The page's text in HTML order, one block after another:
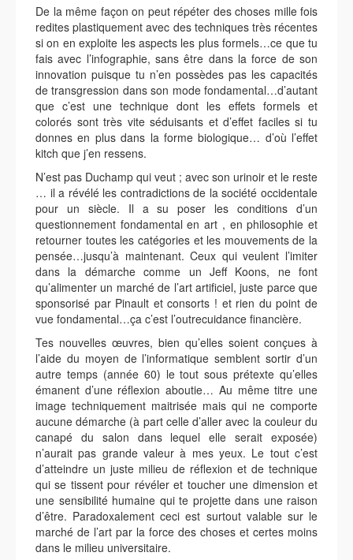
De la même façon on peut répéter des choses mille fois
redites plastiquement avec des techniques très récentes
si on en exploite les aspects les plus formels…ce que tu
fais avec l’infographie, sans être dans la force de son
innovation puisque tu n’en possèdes pas les capacités
de transgression dans son mode fondamental…d’autant
que c’est une technique dont les effets formels et
colorés sont très vite séduisants et d’effet faciles si tu
donnes en plus dans la forme biologique… d’où l’effet
kitch que j’en ressens.
N’est pas Duchamp qui veut ; avec son urinoir et le reste
… il a révélé les contradictions de la société occidentale
pour un siècle. Il a su poser les conditions d’un
questionnement fondamental en art , en philosophie et
retourner toutes les catégories et les mouvements de la
pensée…jusqu’à maintenant. Ceux qui veulent l’imiter
dans la démarche comme un Jeff Koons, ne font
qu’alimenter un marché de l’art artificiel, juste parce que
sponsorisé par Pinault et consorts ! et rien du point de
vue fondamental…ça c’est l’outrecuidance financière.
Tes nouvelles œuvres, bien qu’elles soient conçues à
l’aide du moyen de l’informatique semblent sortir d’un
autre temps (année 60) le tout sous prétexte qu’elles
émanent d’une réflexion aboutie… Au même titre une
image techniquement maitrisée mais qui ne comporte
aucune démarche (à part celle d’aller avec la couleur du
canapé du salon dans lequel elle serait exposée)
n’aurait pas grande valeur à mes yeux. Le tout c’est
d’atteindre un juste milieu de réflexion et de technique
qui se tissent pour révéler et toucher une dimension et
une sensibilité humaine qui te projette dans une raison
d’être. Paradoxalement ceci est surtout valable sur le
marché de l’art par la force des choses et certes moins
dans le milieu universitaire.